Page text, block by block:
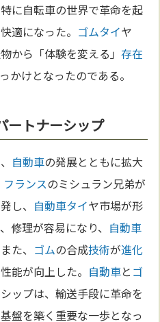
に自転車の世界で革命を起
適になった。 ゴムタイヤ
から「体験を変える」存在
かけとなったのである。
ートナーシップ
自動車の発展とともに拡大
フランスのミシュラン兄弟が
し、 自動車タイヤ市場が形
修理が容易になり、 自動車
た、 ゴムの合成技術が進化
能が向上した。 自動車と ゴ
ップは、輸送手段に革命を
盤を築く重要な一歩となっ